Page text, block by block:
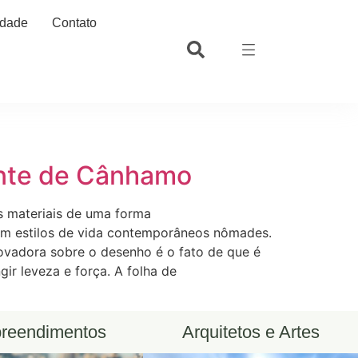
Contato
de Cânhamo
materiais de uma forma
estilos de vida contemporâneos nômades.
sobre o desenho é o fato de que é
leveza e força. A folha de
Arquitetos e Artes